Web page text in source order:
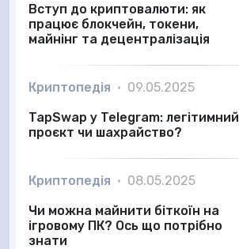
Вступ до криптовалюти: як
працює блокчейн, токени,
майнінг та децентралізація
Криптопедія • 09.05.2025
TapSwap у Telegram: легітимний
проєкт чи шахрайство?
Криптопедія • 08.05.2025
Чи можна майнити біткоїн на
ігровому ПК? Ось що потрібно
знати